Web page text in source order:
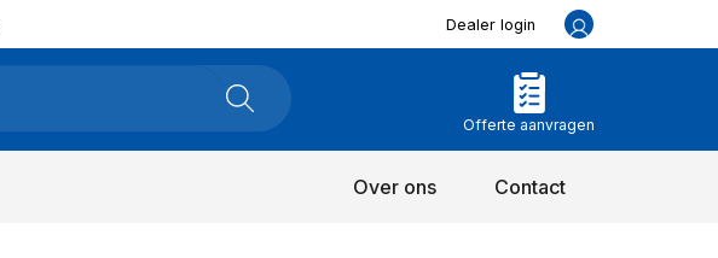
Dealer login
Offerte aanvragen
Over ons Contact